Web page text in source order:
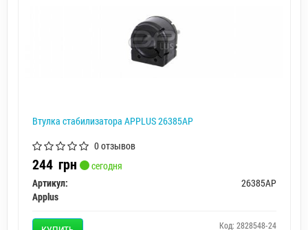
Втулка стабилизатора APPLUS 26385AP
0 отзывов
244 грн
сегодня
Артикул:
26385AP
Applus
Код: 2828548-24